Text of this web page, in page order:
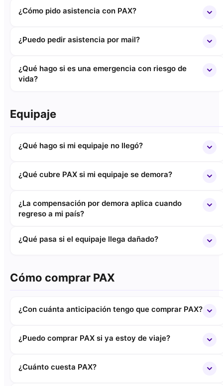
¿Cómo pido asistencia con PAX?
¿Puedo pedir asistencia por mail?
¿Qué hago si es una emergencia con riesgo de
vida?
Equipaje
¿Qué hago si mi equipaje no llegó?
¿Qué cubre PAX si mi equipaje se demora?
¿La compensación por demora aplica cuando
regreso a mi país?
¿Qué pasa si el equipaje llega dañado?
Cómo comprar PAX
¿Con cuánta anticipación tengo que comprar PAX?
¿Puedo comprar PAX si ya estoy de viaje?
¿Cuánto cuesta PAX?